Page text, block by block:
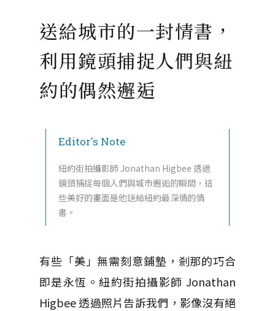
送給城市的一封情書，
利用鏡頭捕捉人們與紐
約的偶然邂逅
Editor's Note
紐約街拍攝影師 Jonathan Higbee 透過
鏡頭捕捉每個人們與城市邂逅的瞬間，這
些美好的畫面是他送給紐約最深情的情
書。
有些「美」無需刻意鋪墊，剎那的巧合
即是永恆。紐約街拍攝影師 Jonathan
Higbee 透過照片告訴我們，影像沒有絕